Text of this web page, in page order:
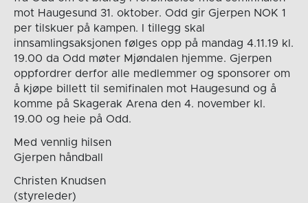
mot Haugesund 31. oktober. Odd gir Gjerpen NOK 1
per tilskuer på kampen. I tillegg skal
innsamlingsaksjonen følges opp på mandag 4.11.19 kl.
19.00 da Odd møter Mjøndalen hjemme. Gjerpen
oppfordrer derfor alle medlemmer og sponsorer om
å kjøpe billett til semifinalen mot Haugesund og å
komme på Skagerak Arena den 4. november kl.
19.00 og heie på Odd.
Med vennlig hilsen
Gjerpen håndball
Christen Knudsen
(styreleder)